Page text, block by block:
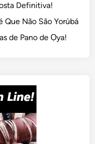
Definitiva!
Que Não São Yorùbá
de Pano de Ọya!